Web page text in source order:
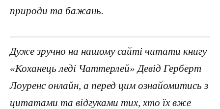
природи та бажань.
Дуже зручно на нашому сайті читати книгу
«Коханець леді Чаттерлей» Девід Герберт
Лоуренс онлайн, а перед цим ознайомитись з
цитатами та відгуками тих, хто їх вже